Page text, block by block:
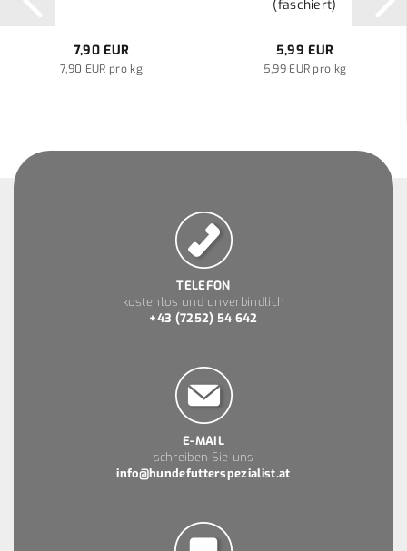
7,90 EUR
7,90 EUR pro kg
(faschiert)
5,99 EUR
5,99 EUR pro kg
TELEFON
kostenlos und unverbindlich
+43 (7252) 54 642
E-MAIL
schreiben Sie uns
info@hundefutterspezialist.at